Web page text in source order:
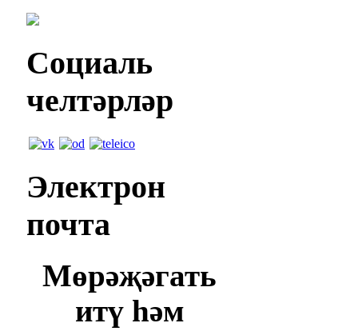
Социаль
челтәрләр
Электрон
почта
Мөрәҗәгать
итү һәм